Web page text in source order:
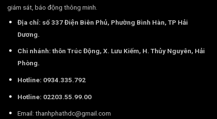
giám sát, báo động thông minh.
Địa chỉ: số 337 Điện Biên Phủ, Phường Bình Hàn, TP Hải
Dương.
Chi nhánh: thôn Trúc Động, X. Lưu Kiếm, H. Thủy Nguyên, Hải
Phòng.
Hotline: 0934.335.792
Hotline: 02203.55.99.00
Email: thanhphathdc@gmail.com